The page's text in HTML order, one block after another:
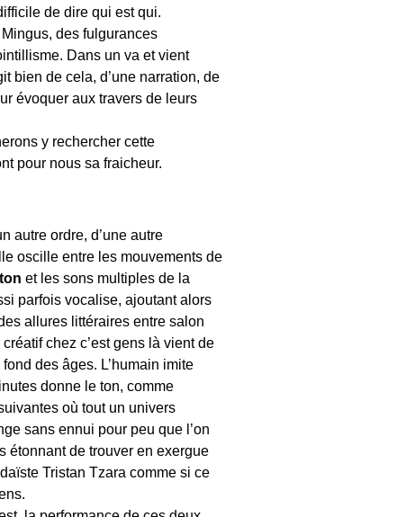
de dire qui est qui.
des fulgurances
Dans un va et vient
bien de cela, d’une narration, de
évoquer aux travers de leurs
y rechercher cette
pour nous sa fraicheur.
autre ordre, d’une autre
oscille entre les mouvements de
et les sons multiples de la
parfois vocalise, ajoutant alors
allures littéraires entre salon
créatif chez c’est gens là vient de
des âges. L’humain imite
donne le ton, comme
où tout un univers
sans ennui pour peu que l’on
étonnant de trouver en exergue
Tristan Tzara comme si ce